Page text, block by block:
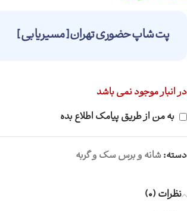
پت شاپ حضوری تهران [ مسیریابی ]
در انبار موجود نمی باشد
به من از طریق پیامک اطلاع بده
دسته:شانه و برس سگ و گربه
نظرات (0)